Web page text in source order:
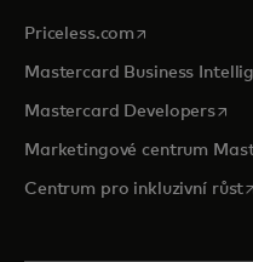
Priceless.com opens in a
Mastercard Business
Mastercard Developers
Marketingové centrum
Centrum pro inkluzivní růst